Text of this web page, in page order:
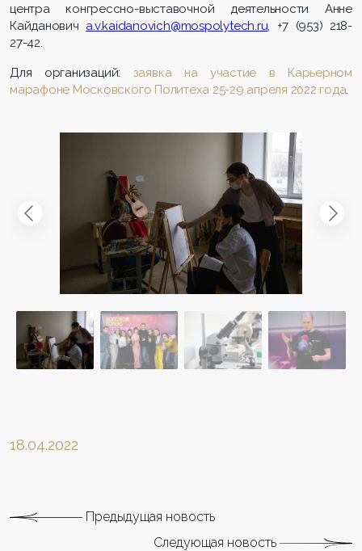
центра конгрессно-выставочной деятельности Анне
Кайданович a.v.kaidanovich@mospolytech.ru, +7 (953) 218-
27-42.
Для организаций: заявка на участие в Карьерном
марафоне Московского Политеха 25-29 апреля 2022 года.
18.04.2022
Предыдущая новость
Следующая новость